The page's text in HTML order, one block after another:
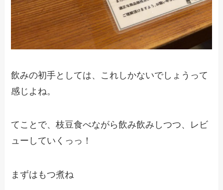
飲みの初手としては、これしかないでしょうって
感じよね。
てことで、枝豆食べながら飲み飲みしつつ、レビ
ューしていくっっ！
まずはもつ煮ね